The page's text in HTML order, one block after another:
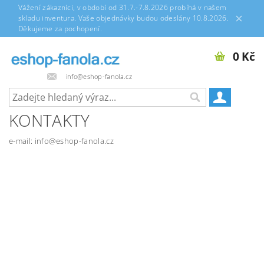
Vážení zákazníci, v období od 31.7.-7.8.2026 probíhá v našem
skladu inventura. Vaše objednávky budou odeslány 10.8.2026.
Děkujeme za pochopení.
info@eshop-fanola.cz
0 Kč
KONTAKTY
e-mail: info@eshop-fanola.cz